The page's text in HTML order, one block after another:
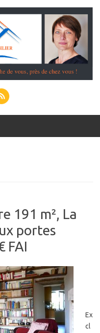
191 m², La
portes
FAI
Ex
cl